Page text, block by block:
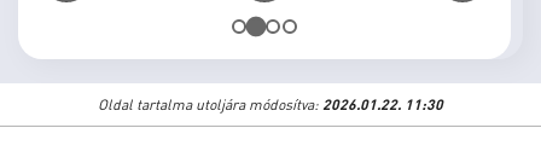
Oldal tartalma utoljára módosítva: 2026.01.22. 11:30